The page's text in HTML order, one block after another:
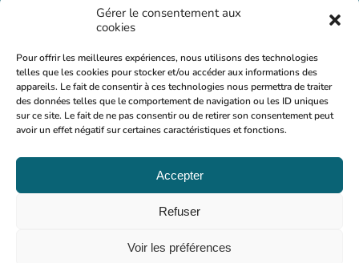
Gérer le consentement aux
cookies
Pour offrir les meilleures expériences, nous utilisons des technologies
telles que les cookies pour stocker et/ou accéder aux informations des
appareils. Le fait de consentir à ces technologies nous permettra de traiter
des données telles que le comportement de navigation ou les ID uniques
sur ce site. Le fait de ne pas consentir ou de retirer son consentement peut
avoir un effet négatif sur certaines caractéristiques et fonctions.
Accepter
Refuser
Voir les préférences
Une question ?
Si vous avez des questions ou des commentaires, n'hésitez
pas à nous contacter. Nous serons heureux de vous
répondre dans les plus brefs délais.
Foire aux questions
©2024